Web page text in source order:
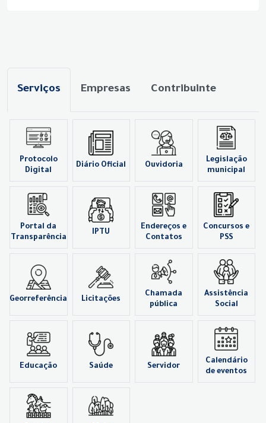
Serviços Empresas Contribuinte
Protocolo
Digital
Diário Oficial Ouvidoria
Legislação
municipal
Portal da
Transparência
IPTU
Endereços e
Contatos
Concursos e
PSS
Georreferência Licitações
Chamada
pública
Assistência
Social
Educação Saúde Servidor
Calendário
de eventos